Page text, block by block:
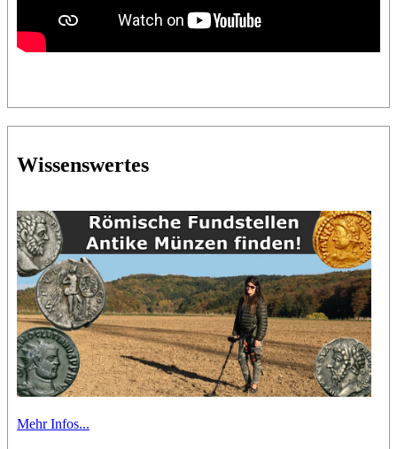
Wissenswertes
Mehr Infos...